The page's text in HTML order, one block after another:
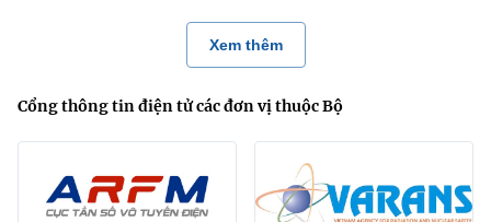
Xem thêm
Cổng thông tin điện tử các đơn vị thuộc Bộ